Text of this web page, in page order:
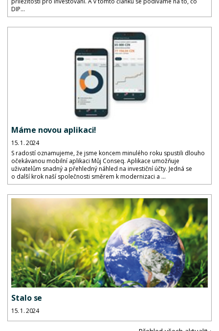
DIP...
Máme novou aplikaci!
15. 1. 2024
S radostí oznamujeme, že jsme koncem minulého roku spustili dlouho
očekávanou mobilní aplikaci Můj Conseq. Aplikace umožňuje
uživatelům snadný a přehledný náhled na investiční účty. Jedná se
o další krok naší společnosti směrem k modernizaci a ...
Stalo se
15. 1. 2024